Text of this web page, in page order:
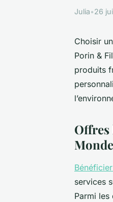
Julia•26
Choisir
Porin &
produits
Offres
services
Parmi